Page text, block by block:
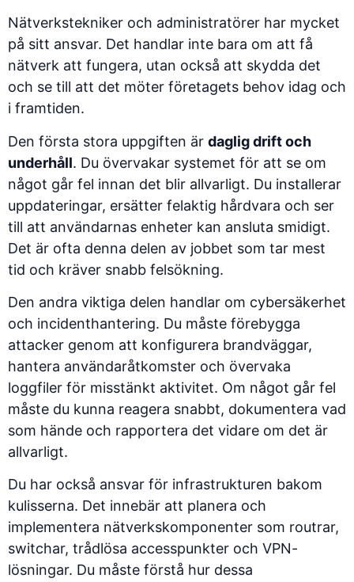
Nätverkstekniker och administratörer har mycket
på sitt ansvar. Det handlar inte bara om att få
nätverk att fungera, utan också att skydda det
och se till att det möter företagets behov idag och
i framtiden.
Den första stora uppgiften är daglig drift och
underhåll. Du övervakar systemet för att se om
något går fel innan det blir allvarligt. Du installerar
uppdateringar, ersätter felaktig hårdvara och ser
till att användarnas enheter kan ansluta smidigt.
Det är ofta denna delen av jobbet som tar mest
tid och kräver snabb felsökning.
Den andra viktiga delen handlar om cybersäkerhet
och incidenthantering. Du måste förebygga
attacker genom att konfigurera brandväggar,
hantera användaråtkomster och övervaka
loggfiler för misstänkt aktivitet. Om något går fel
måste du kunna reagera snabbt, dokumentera vad
som hände och rapportera det vidare om det är
allvarligt.
Du har också ansvar för infrastrukturen bakom
kulisserna. Det innebär att planera och
implementera nätverkskomponenter som routrar,
switchar, trådlösa accesspunkter och VPN-
lösningar. Du måste förstå hur dessa